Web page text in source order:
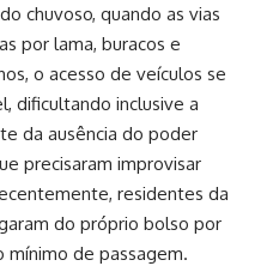
chuvoso, quando as vias
por lama, buracos e
o acesso de veículos se
dificultando inclusive a
da ausência do poder
precisaram improvisar
residentes da
do próprio bolso por
de passagem.